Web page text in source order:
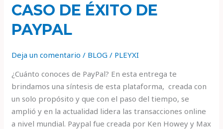
CASO DE ÉXITO DE
PAYPAL
Deja un comentario / BLOG / PLEYXI
¿Cuánto conoces de PayPal? En esta entrega te
brindamos una síntesis de esta plataforma, creada con
un solo propósito y que con el paso del tiempo, se
amplió y en la actualidad lidera las transacciones online
a nivel mundial. Paypal fue creada por Ken Howey y Max